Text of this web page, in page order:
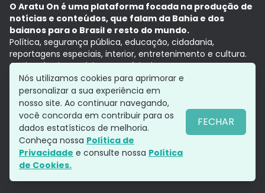
O Aratu On é uma plataforma focada na produção de
notícias e conteúdos, que falam da Bahia e dos
baianos para o Brasil e resto do mundo.
Política, segurança pública, educação, cidadania,
reportagens especiais, interior, entretenimento e cultura.
Aqui, tudo vira notícia e a notícia é no tempo presente,
com a credibilidade do Grupo Aratu.
Grupo Aratu
Política de privacidade
Siga-nos
Nós utilizamos cookies para aprimorar e
personalizar a sua experiência em
nosso site. Ao continuar navegando,
você concorda em contribuir para os
dados estatísticos de melhoria.
Conheça nossa Política de
Privacidade e consulte nossa Política
de Cookies.
FECHAR